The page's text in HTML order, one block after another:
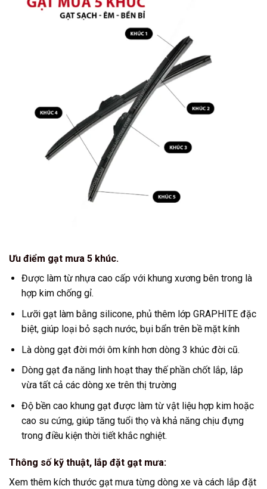
Ưu điểm gạt mưa 5 khúc.
Được làm từ nhựa cao cấp với khung xương bên trong là
hợp kim chống gỉ.
Lưỡi gạt làm bằng silicone, phủ thêm lớp GRAPHITE đặc
biệt, giúp loại bỏ sạch nước, bụi bẩn trên bề mặt kính
Là dòng gạt đời mới ôm kính hơn dòng 3 khúc đời cũ.
Dòng gạt đa năng linh hoạt thay thế phần chốt lắp, lắp
vừa tất cả các dòng xe trên thị trường
Độ bền cao khung gạt được làm từ vật liệu hợp kim hoặc
cao su cứng, giúp tăng tuổi thọ và khả năng chịu đựng
trong điều kiện thời tiết khắc nghiệt.
Thông số kỹ thuật, lắp đặt gạt mưa:
Xem thêm kích thước gạt mưa từng dòng xe và cách lắp đặt